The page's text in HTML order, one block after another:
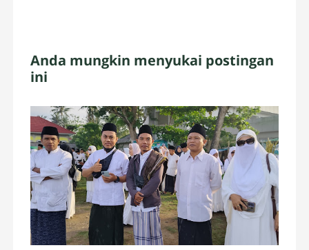
Anda mungkin menyukai postingan
ini